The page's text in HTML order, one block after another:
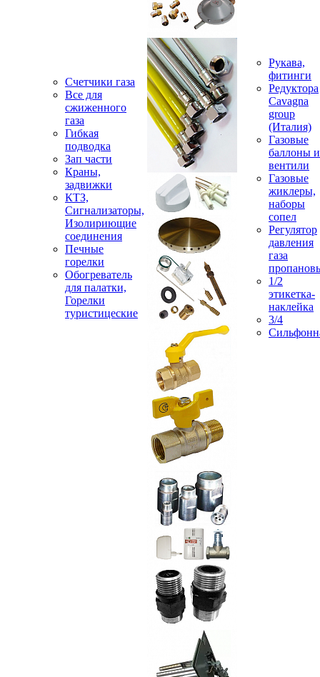
Счетчики газа
Все для
сжиженного
газа
Гибкая
подводка
Зап части
Краны,
задвижки
КТЗ,
Сигнализаторы,
Изолириющие
соединения
Печные
горелки
Обогреватель
для палатки,
Горелки
туристицеские
Рукава,
фитинги
Редуктора
Cavagna
group
(Италия)
Газовые
баллоны и
вентили
Газовые
жиклеры,
наборы
сопел
Регулятор
давления
газа
1/2
этикетка-
наклейка
3/4